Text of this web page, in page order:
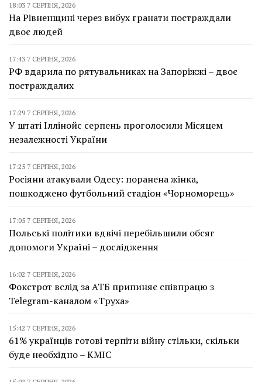
18:03 7 СЕРПНЯ, 2026
На Рівненщині через вибух гранати постраждали
двоє людей
17:43 7 СЕРПНЯ, 2026
РФ вдарила по рятувальниках на Запоріжжі – двоє
постраждалих
17:29 7 СЕРПНЯ, 2026
У штаті Іллінойс серпень проголосили Місяцем
незалежності України
17:25 7 СЕРПНЯ, 2026
Росіяни атакували Одесу: поранена жінка,
пошкоджено футбольний стадіон «Чорноморець»
17:05 7 СЕРПНЯ, 2026
Польські політики вдвічі перебільшили обсяг
допомоги Україні – дослідження
16:02 7 СЕРПНЯ, 2026
Фокстрот вслід за АТБ припиняє співпрацю з
Telegram-каналом «Труха»
15:42 7 СЕРПНЯ, 2026
61% українців готові терпіти війну стільки, скільки
буде необхідно – КМІС